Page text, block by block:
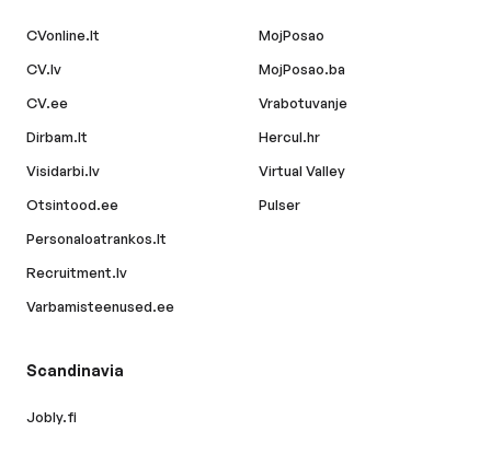
CVonline.lt
CV.lv
CV.ee
Dirbam.lt
Visidarbi.lv
Otsintood.ee
Personaloatrankos.lt
Recruitment.lv
Varbamisteenused.ee
MojPosao
MojPosao.ba
Vrabotuvanje
Hercul.hr
Virtual Valley
Pulser
Scandinavia
Jobly.fi